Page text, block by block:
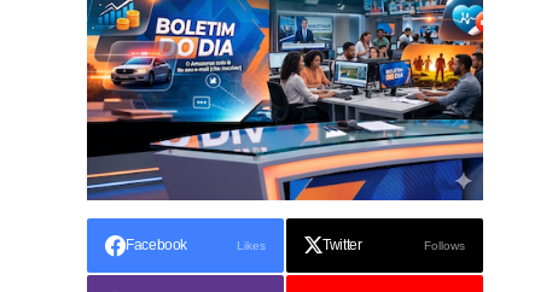
Facebook Likes Twitter Follows